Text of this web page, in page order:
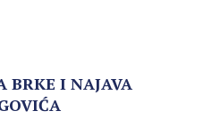
BRKE I NAJAVA